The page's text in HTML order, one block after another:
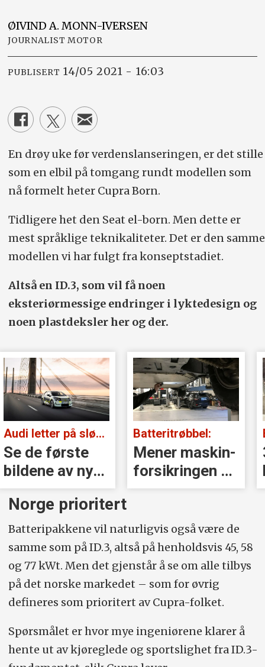
ØIVIND A. MONN-IVERSEN
JOURNALIST MOTOR
PUBLISERT 14/05 2021 - 16:03
En drøy uke før verdenslanseringen, er det stille
som en elbil på tomgang rundt modellen som
nå formelt heter Cupra Born.
Tidligere het den Seat el-born. Men dette er
mest språklige teknikaliteter. Det er den samme
modellen vi har fulgt fra konseptstadiet.
Altså en ID.3, som vil få noen
eksteriørmessige endringer i lyktedesign og
noen plastdeksler her og der.
Audi letter på sløret:
Se de første
bildene av nye
A2 e-tron
Batteritrøbbel:
Mener maskin­
forsikringen er
nærmest
Norge prioritert
Batteripakkene vil naturligvis også være de
samme som på ID.3, altså på henholdsvis 45, 58
og 77 kWt. Men det gjenstår å se om alle tilbys
på det norske markedet – som for øvrig
defineres som prioritert av Cupra-folket.
Spørsmålet er hvor mye ingeniørene klarer å
hente ut av kjøreglede og sportslighet fra ID.3-